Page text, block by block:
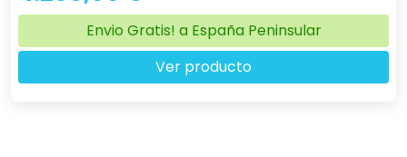
Envio Gratis! a España Peninsular
Ver producto